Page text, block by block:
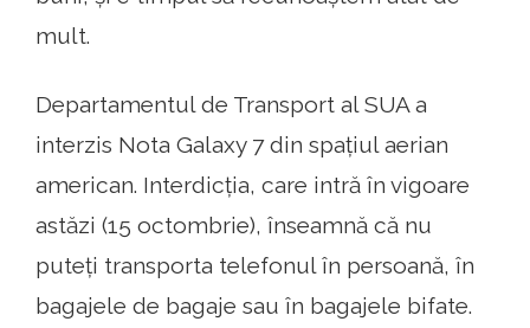
mult.
Departamentul de Transport al SUA a
interzis Nota Galaxy 7 din spațiul aerian
american. Interdicția, care intră în vigoare
astăzi (15 octombrie), înseamnă că nu
puteți transporta telefonul în persoană, în
bagajele de bagaje sau în bagajele bifate.